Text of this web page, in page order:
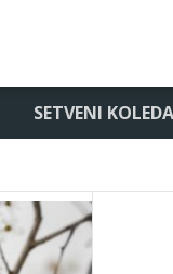
SETVENI